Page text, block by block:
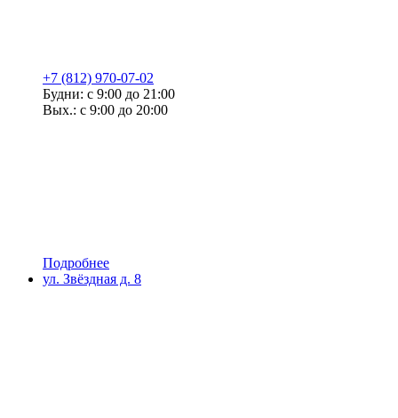
+7 (812) 970-07-02
Будни: с 9:00 до 21:00
Вых.: с 9:00 до 20:00
Подробнее
ул. Звёздная д. 8